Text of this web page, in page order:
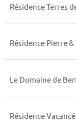
Résidence Terres
Résidence Pierre
Le Domaine de
Résidence